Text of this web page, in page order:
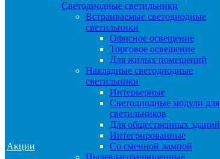
Акции
Светодиодные светильники
Встраиваемые светодиодные
светильники
Офисное освещение
Торговое освещение
Для жилых помещений
Накладные светодиодные
светильники
Интерьерные
Светодиодные модули для
светильников
Для общественных зданий
Интегрированные
Со сменной лампой
Пылевлагозащищенные